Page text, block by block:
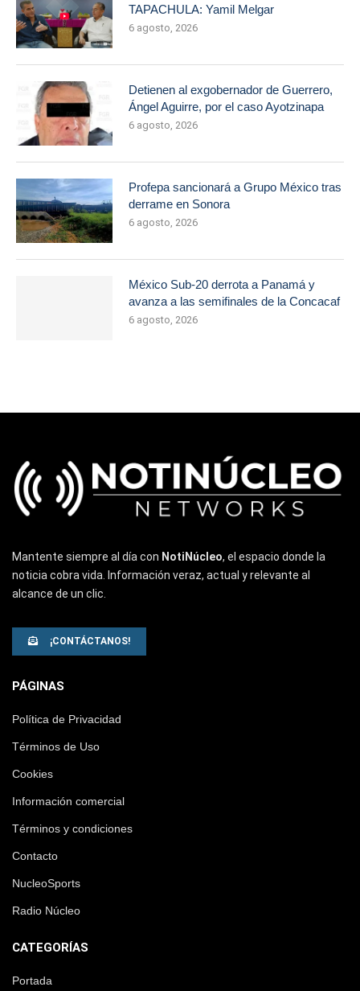
TAPACHULA: Yamil Melgar
6 agosto, 2026
Detienen al exgobernador de Guerrero,
Ángel Aguirre, por el caso Ayotzinapa
6 agosto, 2026
Profepa sancionará a Grupo México tras
derrame en Sonora
6 agosto, 2026
México Sub-20 derrota a Panamá y
avanza a las semifinales de la Concacaf
6 agosto, 2026
Mantente siempre al día con NotiNúcleo, el espacio donde la
noticia cobra vida. Información veraz, actual y relevante al
alcance de un clic.
¡CONTÁCTANOS!
PÁGINAS
Política de Privacidad
Términos de Uso
Cookies
Información comercial
Términos y condiciones
Contacto
NucleoSports
Radio Núcleo
CATEGORÍAS
Portada